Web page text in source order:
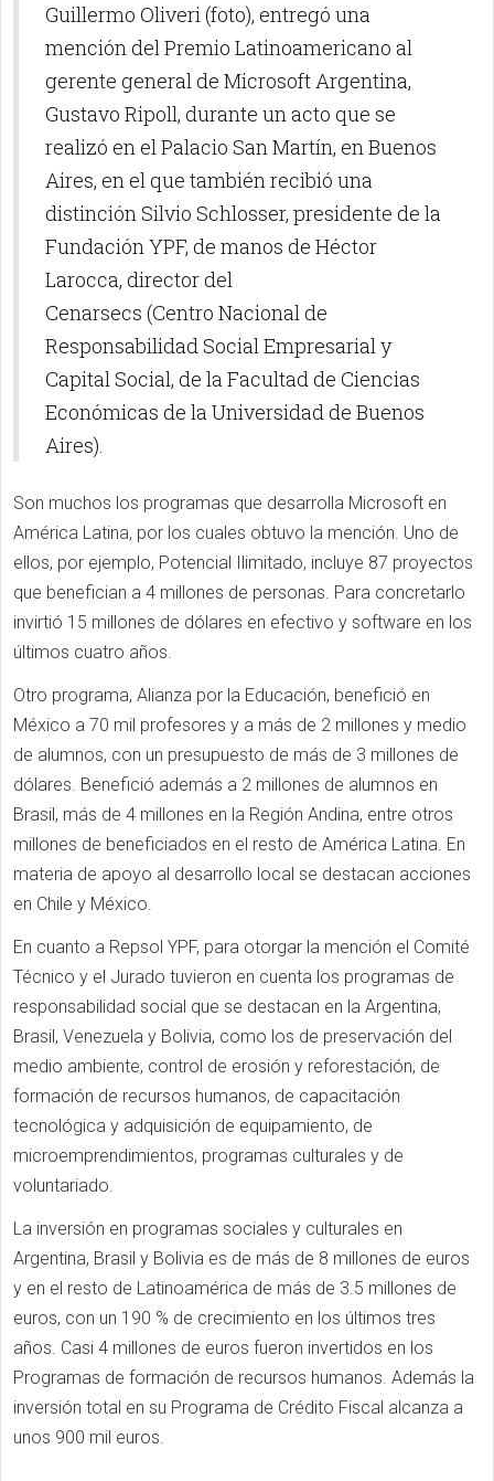
Guillermo Oliveri (foto), entregó una
mención del Premio Latinoamericano al
gerente general de Microsoft Argentina,
Gustavo Ripoll, durante un acto que se
realizó en el Palacio San Martín, en Buenos
Aires, en el que también recibió una
distinción Silvio Schlosser, presidente de la
Fundación YPF, de manos de Héctor
Larocca, director del
Cenarsecs (Centro Nacional de
Responsabilidad Social Empresarial y
Capital Social, de la Facultad de Ciencias
Económicas de la Universidad de Buenos
Aires).
Son muchos los programas que desarrolla Microsoft en
América Latina, por los cuales obtuvo la mención. Uno de
ellos, por ejemplo, Potencial Ilimitado, incluye 87 proyectos
que benefician a 4 millones de personas. Para concretarlo
invirtió 15 millones de dólares en efectivo y software en los
últimos cuatro años.
Otro programa, Alianza por la Educación, benefició en
México a 70 mil profesores y a más de 2 millones y medio
de alumnos, con un presupuesto de más de 3 millones de
dólares. Benefició además a 2 millones de alumnos en
Brasil, más de 4 millones en la Región Andina, entre otros
millones de beneficiados en el resto de América Latina. En
materia de apoyo al desarrollo local se destacan acciones
en Chile y México.
En cuanto a Repsol YPF, para otorgar la mención el Comité
Técnico y el Jurado tuvieron en cuenta los programas de
responsabilidad social que se destacan en la Argentina,
Brasil, Venezuela y Bolivia, como los de preservación del
medio ambiente, control de erosión y reforestación, de
formación de recursos humanos, de capacitación
tecnológica y adquisición de equipamiento, de
microemprendimientos, programas culturales y de
voluntariado.
La inversión en programas sociales y culturales en
Argentina, Brasil y Bolivia es de más de 8 millones de euros
y en el resto de Latinoamérica de más de 3.5 millones de
euros, con un 190 % de crecimiento en los últimos tres
años. Casi 4 millones de euros fueron invertidos en los
Programas de formación de recursos humanos. Además la
inversión total en su Programa de Crédito Fiscal alcanza a
unos 900 mil euros.